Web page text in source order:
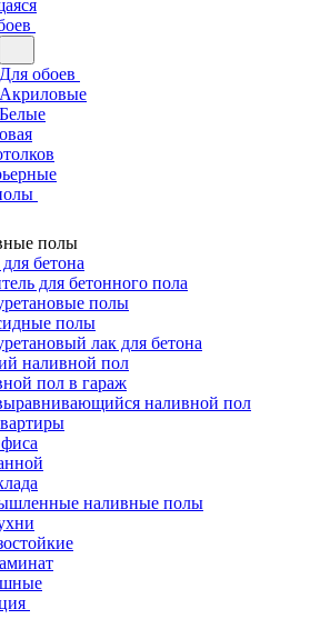
Для обоев
Акриловые
Белые
полы
бетона
для бетонного пола
полы
полы
лак для бетона
наливной пол
пол в гараж
наливной пол
наливные полы